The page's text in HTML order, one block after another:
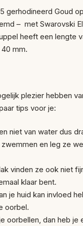
gerhodineerd Goud
– met Swarovski
heeft een lengte
mm.
plezier hebben
tips voor je:
niet van water dus
en leg ze
vinden ze ook niet
klaar bent.
je huid kan invloed
oorbel.
oorbellen, dan heb je